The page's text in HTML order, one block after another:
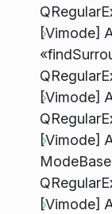
[Vimode]
[Vimode]
[Vimode]
[Vimode]